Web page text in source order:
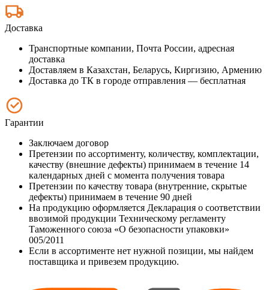
Доставка
Транспортные компании, Почта России, адресная
доставка
Доставляем в Казахстан, Беларусь, Киргизию, Армению
Доставка до ТК в городе отправления — бесплатная
Гарантии
Заключаем договор
Претензии по ассортименту, количеству, комплектации,
качеству (внешние дефекты) принимаем в течение 14
календарных дней с момента получения товара
Претензии по качеству товара (внутренние, скрытые
дефекты) принимаем в течение 90 дней
На продукцию оформляется Декларация о соответствии
ввозимой продукции Техническому регламенту
Таможенного союза «О безопасности упаковки»
005/2011
Если в ассортименте нет нужной позиции, мы найдем
поставщика и привезем продукцию.